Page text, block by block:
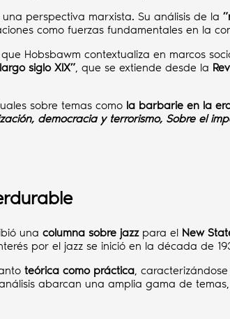
perspectiva marxista. Su análisis de la ”
como fuerzas fundamentales en la
que Hobsbawm contextualiza en marcos
largo siglo XIX”, que se extiende desde la
sobre temas como la barbarie en la
democracia y terrorismo, Sobre el
una columna sobre jazzpara el New
por el jazz se inició en la década de
teórica como práctica,
abarcan una amplia gama de